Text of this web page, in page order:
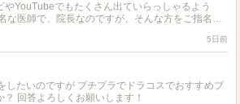
YouTubeでもたくさん出ていらっしゃるよう
な医師で、院長なのですが、そんな方をご指名さ
クスのみの施術は非常識でしょ…
5日前
したいのですが プチプラでドラコスでおすすめブ
ランドありますでしょうか？ 回答よろしくお願いします！